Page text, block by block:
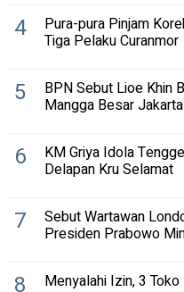
4 Pura-pura Pinjam
Tiga Pelaku Curanmor
5 BPN Sebut Lioe Khin
Mangga Besar
6 KM Griya Idola
Delapan Kru Selamat
7 Sebut Wartawan
Presiden Prabowo
8 Menyalahi Izin, 3